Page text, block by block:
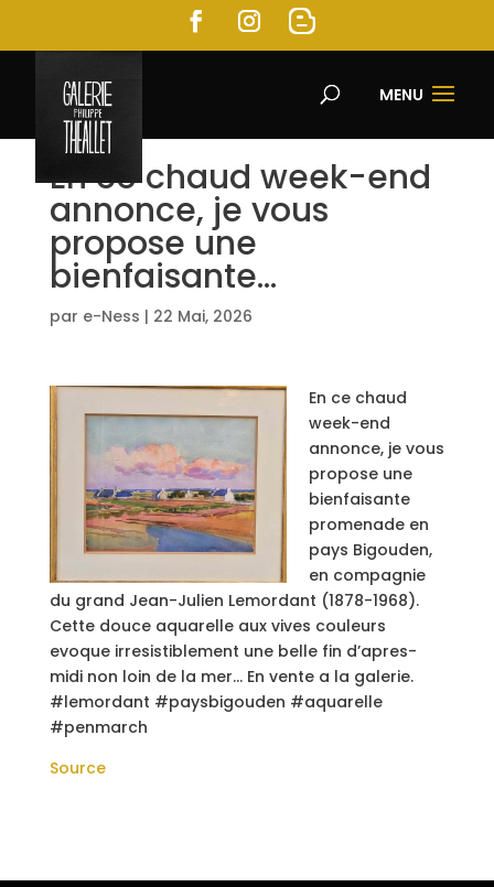
MENU
En ce chaud week-end
annonce, je vous
propose une
bienfaisante…
par e-Ness | 22 Mai, 2026
En ce chaud
week-end
annonce, je vous
propose une
bienfaisante
promenade en
pays Bigouden,
en compagnie
du grand Jean-Julien Lemordant (1878-1968).
Cette douce aquarelle aux vives couleurs
evoque irresistiblement une belle fin d’apres-
midi non loin de la mer… En vente a la galerie.
#lemordant #paysbigouden #aquarelle
#penmarch
Source